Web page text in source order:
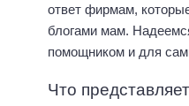
ответ фирмам,
блогами мам.
помощником и для
Что